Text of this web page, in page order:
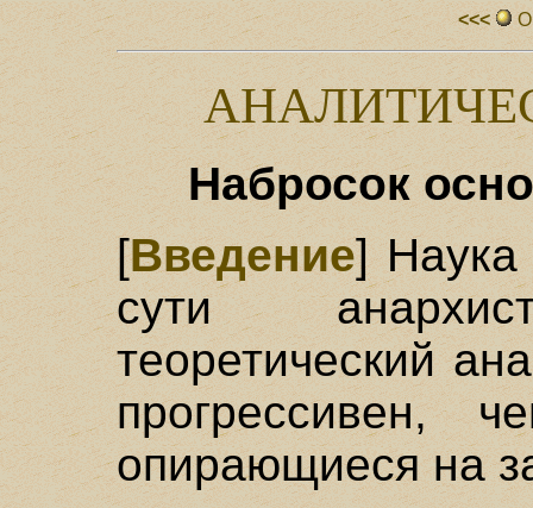
<<<
Набросок
[Введение] Наука
сути
теоретический
прогрессивен,
опирающиеся на